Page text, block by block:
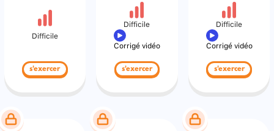
Difficile
s'exercer
Difficile
Corrigé vidéo
s'exercer
Difficile
Corrigé vidéo
s'exercer